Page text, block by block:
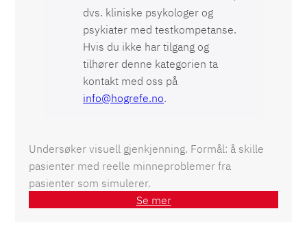
dvs. kliniske psykologer og
psykiater medtestkompetanse.
Hvis du ikke har tilgang og
tilhører denne kategorien ta
kontakt med oss på
info@hogrefe.no.
Undersøker visuell gjenkjenning. Formål: å skille
pasienter med reelle minneproblemer fra
pasienter som simulerer.
Se mer